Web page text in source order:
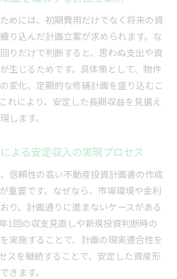
めには、初期費用だけでなく将来の資
り込んだ計画立案が求められます。な
りだけで判断すると、思わぬ支出や資
生じるためです。具体策として、物件
変化、定期的な修繕計画を盛り込むこ
れにより、安定した長期収益を見据え
します。
よる安定収入の実現プロセス
信頼性の高い不動産投資計画書の作成
重要です。なぜなら、市場環境や金利
り、計画通りに進まないケースがある
1回の収支見直しや新規投資判断時の
実施することで、計画の現実適合性を
スを継続することで、安定した資産形
きます。